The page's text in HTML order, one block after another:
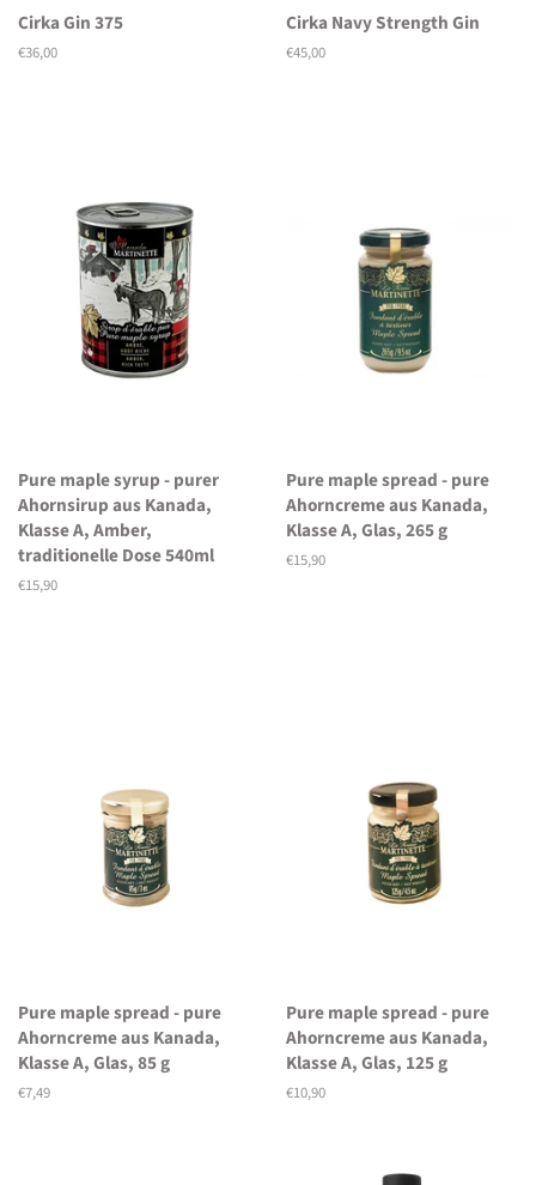
Cirka Gin 375
Normaler
€36,00
Cirka Navy Strength Gin
Normaler
€45,00
Pure maple syrup - purer
Ahornsirup aus Kanada,
Klasse A, Amber,
traditionelle Dose 540ml
Normaler
€15,90
Pure maple spread - pure
Ahorncreme aus Kanada,
Klasse A, Glas, 265 g
Normaler
€15,90
Pure maple spread - pure
Ahorncreme aus Kanada,
Klasse A, Glas, 85 g
Normaler
€7,49
Pure maple spread - pure
Ahorncreme aus Kanada,
Klasse A, Glas, 125 g
Normaler
€10,90